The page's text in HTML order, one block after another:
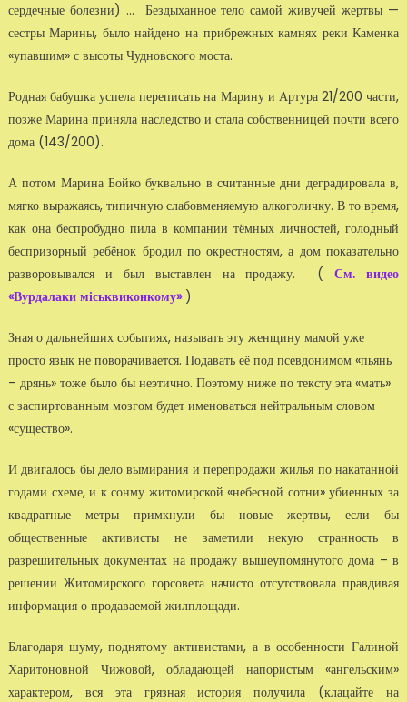
сердечные болезни) … Бездыханное тело самой живучей жертвы —
сестры Марины, было найдено на прибрежных камнях реки Каменка
«упавшим» с высоты Чудновского моста.
Родная бабушка успела переписать на Марину и Артура 21/200 части,
позже Марина приняла наследство и стала собственницей почти всего
дома (143/200).
А потом Марина Бойко буквально в считанные дни деградировала в,
мягко выражаясь, типичную слабовменяемую алкоголичку. В то время,
как она беспробудно пила в компании тёмных личностей, голодный
беспризорный ребёнок бродил по окрестностям, а дом показательно
разворовывался и был выставлен на продажу. (
См. видео
«Вурдалаки міськвиконкому»)
Зная о дальнейших событиях, называть эту женщину мамой уже
просто язык не поворачивается. Подавать её под псевдонимом «пьянь
– дрянь» тоже было бы неэтично. Поэтому ниже по тексту эта «мать»
с заспиртованным мозгом будет именоваться нейтральным словом
«существо».
И двигалось бы дело вымирания и перепродажи жилья по накатанной
годами схеме, и к сонму житомирской «небесной сотни» убиенных за
квадратные метры примкнули бы новые жертвы, если бы
общественные активисты не заметили некую странность в
разрешительных документах на продажу вышеупомянутого дома – в
решении Житомирского горсовета начисто отсутствовала правдивая
информация о продаваемой жилплощади.
Благодаря шуму, поднятому активистами, а в особенности Галиной
Харитоновной Чижовой, обладающей напористым «ангельским»
характером, вся эта грязная история получила (клацайте на